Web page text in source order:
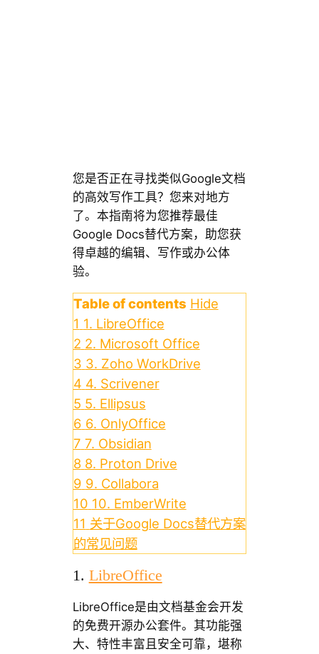
您是否正在寻找类似Google文档
的高效写作工具？您来对地方
了。本指南将为您推荐最佳
Google Docs替代方案，助您获
得卓越的编辑、写作或办公体
验。
Table of contents Hide
1 1. LibreOffice
2 2. Microsoft Office
3 3. Zoho WorkDrive
4 4. Scrivener
5 5. Ellipsus
6 6. OnlyOffice
7 7. Obsidian
8 8. Proton Drive
9 9. Collabora
10 10. EmberWrite
11 关于Google Docs替代方案
的常见问题
1. LibreOffice
LibreOffice是由文档基金会开发
的免费开源办公套件。其功能强
大、特性丰富且安全可靠，堪称